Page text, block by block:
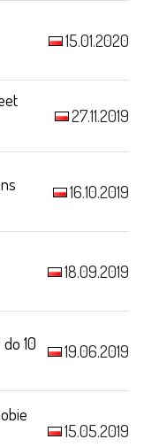
15.01.2020
27.11.2019
16.10.2019
18.09.2019
10 19.06.2019
15.05.2019